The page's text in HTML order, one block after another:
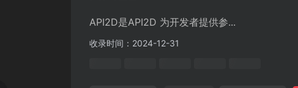
API2D是API2D 为开发者提供参...
收录时间：2024-12-31